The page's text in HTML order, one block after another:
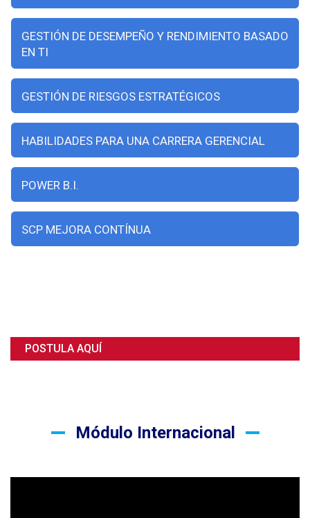
GESTIÓN DE DESEMPEÑO Y RENDIMIENTO BASADO
EN TI
GESTIÓN DE RIESGOS ESTRATÉGICOS
HABILIDADES PARA UNA CARRERA GERENCIAL
POWER B.I.
SCP MEJORA CONTÍNUA
POSTULA AQUÍ
Módulo Internacional